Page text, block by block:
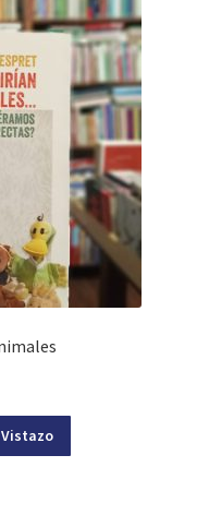
Vistazo